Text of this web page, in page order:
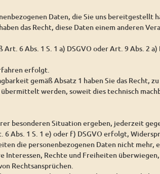
Daten, die Sie uns
das Recht, diese Daten einem anderen
6 Abs. 1 S. 1 a) DSGVO oder Art. 9 Abs. 2
erfolgt.
gemäß Absatz 1 haben Sie das Recht,
werden, soweit dies technisch
besonderen Situation ergeben, jederzeit
Abs. 1 S. 1 e) oder f) DSGVO erfolgt,
die personenbezogenen Daten nicht mehr,
Interessen, Rechte und Freiheiten
Rechtsansprüchen.